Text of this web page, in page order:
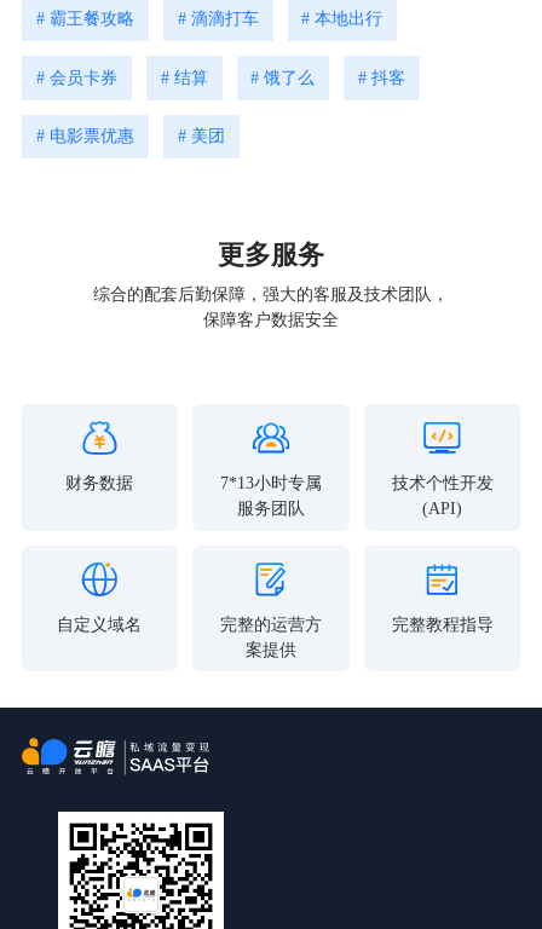
# 霸王餐攻略 # 滴滴打车 # 本地出行
# 会员卡券 # 结算 # 饿了么 # 抖客
# 电影票优惠 # 美团
更多服务
综合的配套后勤保障，强大的客服及技术团队，
保障客户数据安全
财务数据
7*13小时专属
服务团队
技术个性开发
(API)
自定义域名
完整的运营方
案提供
完整教程指导